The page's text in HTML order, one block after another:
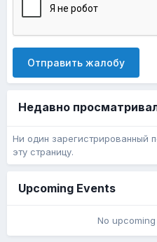
Отправить жалобу
Недавно
Ни один зарегистрированный
эту страницу.
Upcoming Events
No